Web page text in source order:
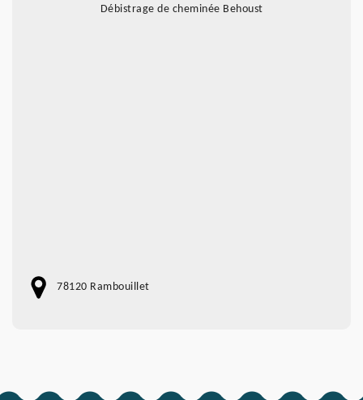
Débistrage de cheminée Behoust
78120 Rambouillet